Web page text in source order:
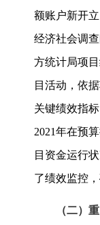
额账户新开
经济社会调
方统计局项
目活动，依
关键绩效指
2021年在预
目资金运行
了绩效监控
（二）